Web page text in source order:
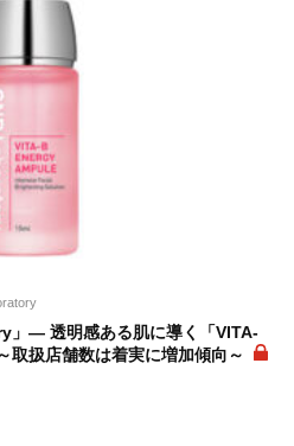
」― 透明感ある肌に導く「VITA-
取扱店舗数は着実に増加傾向～